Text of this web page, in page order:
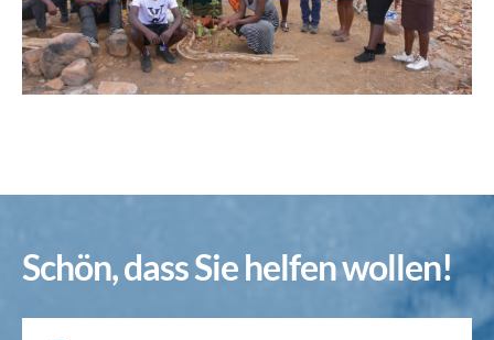
Schön, dass Sie helfen wollen!